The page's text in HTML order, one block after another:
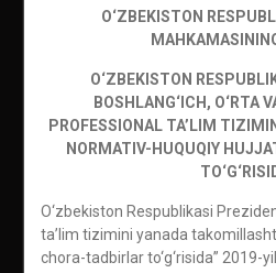
O‘ZBEKISTON
O‘ZBEKISTON
BOSHLANG‘ICH, O‘RTA
PROFESSIONAL TA’LIM
NORMATIV-HUQUQIY
O‘zbekiston Respublikasi
ta’lim tizimini yanada
chora-tadbirlar to‘g‘risida” 2019-